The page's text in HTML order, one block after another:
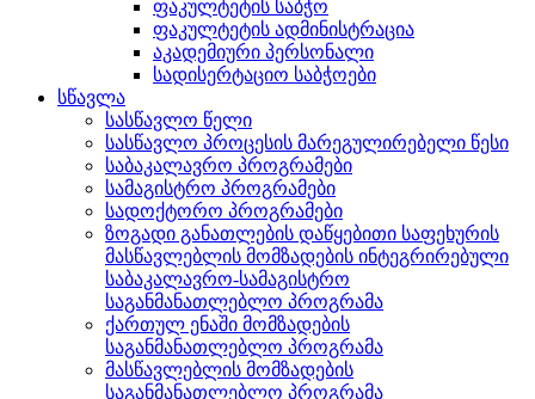
ფაკულტეტის საბჭო
ფაკულტეტის ადმინისტრაცია
აკადემიური პერსონალი
სადისერტაციო საბჭოები
სწავლა
სასწავლო წელი
სასწავლო პროცესის მარეგულირებელი წესი
საბაკალავრო პროგრამები
სამაგისტრო პროგრამები
სადოქტორო პროგრამები
ზოგადი განათლების დაწყებითი საფეხურის
მასწავლებლის მომზადების ინტეგრირებული
საბაკალავრო-სამაგისტრო
საგანმანათლებლო პროგრამა
ქართულ ენაში მომზადების
საგანმანათლებლო პროგრამა
მასწავლებლის მომზადების
საგანმანათლებლო პროგრამა